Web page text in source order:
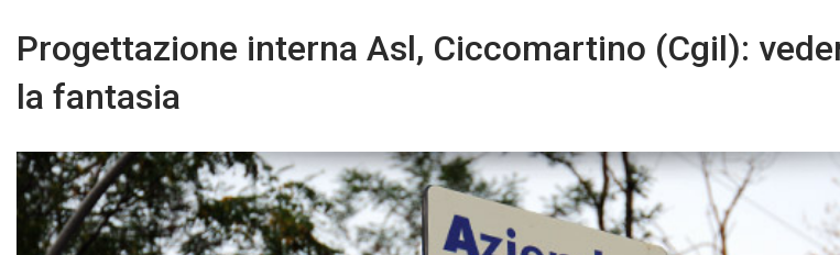
Progettazione interna Asl, Ciccomartino (Cgil):
la fantasia